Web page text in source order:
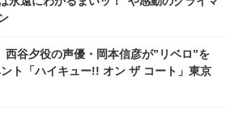
西谷夕役の声優・岡本信彦が”リベロ”を
ト「ハイキュー!! オン ザ コート」東京